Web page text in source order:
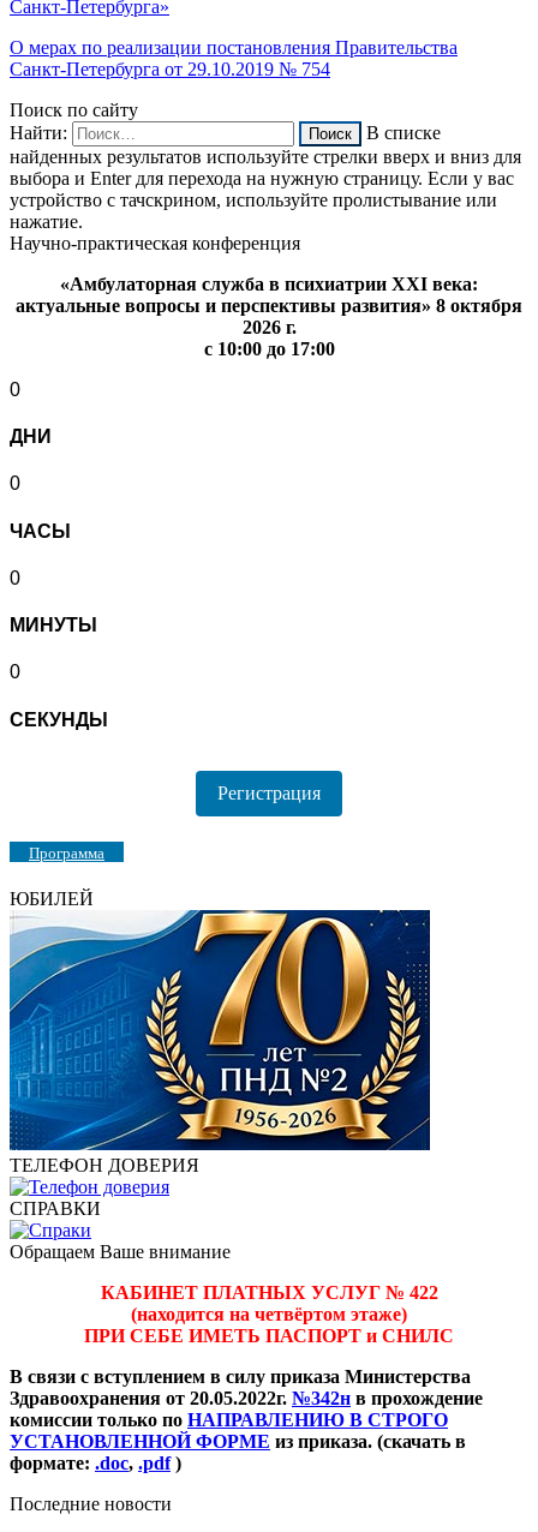
Санкт‑Петербурга»
О мерах по реализации постановления Правительства
Санкт‑Петербурга от 29.10.2019 № 754
Поиск по сайту
Найти:
В списке
найденных результатов используйте стрелки вверх и вниз для
выбора и Enter для перехода на нужную страницу. Если у вас
устройство с тачскрином, используйте пролистывание или
нажатие.
Научно-практическая конференция
«Амбулаторная служба в психиатрии XXI века:
актуальные вопросы и перспективы развития» 8 октября
2026 г.
с 10:00 до 17:00
0
ДНИ
0
ЧАСЫ
0
МИНУТЫ
0
СЕКУНДЫ
Регистрация
Программа
ЮБИЛЕЙ
ТЕЛЕФОН ДОВЕРИЯ
СПРАВКИ
Обращаем Ваше внимание
КАБИНЕТ ПЛАТНЫХ УСЛУГ № 422
(находится на четвёртом этаже)
ПРИ СЕБЕ ИМЕТЬ ПАСПОРТ и СНИЛС
В связи с вступлением в силу приказа Министерства
Здравоохранения от 20.05.2022г. №342н в прохождение
комиссии только по НАПРАВЛЕНИЮ В СТРОГО
УСТАНОВЛЕННОЙ ФОРМЕ из приказа. (скачать в
формате: .doc, .pdf)
Последние новости